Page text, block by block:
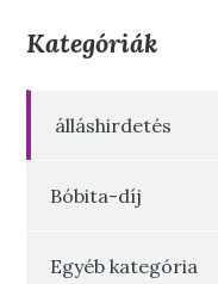
Kategóriák
álláshirdetés
Bóbita-díj
Egyéb kategória